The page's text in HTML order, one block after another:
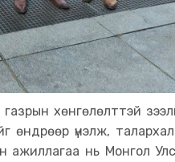
хөнгөлөлттэй
өндрөөр үнэлж,
ажиллагаа нь Монгол